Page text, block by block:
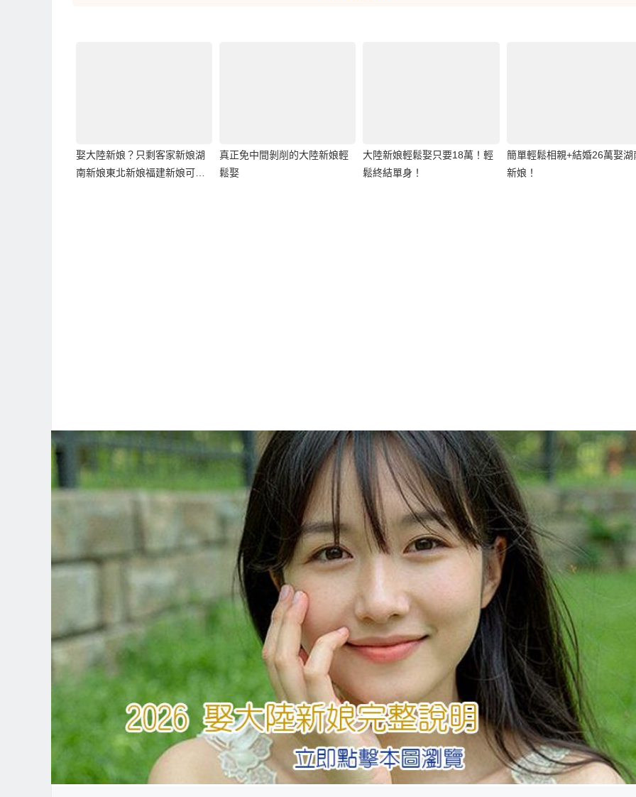
娶大陸新娘？只剩客家新娘湖
南新娘東北新娘福建新娘可
真正免中間剝削的大陸新娘輕
鬆娶
大陸新娘輕鬆娶只要18萬！輕
鬆終結單身！
簡單輕鬆相親+結婚26萬娶湖
新娘！